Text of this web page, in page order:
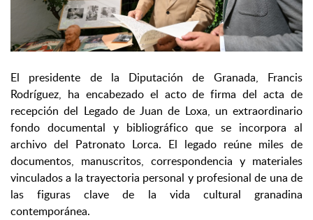
El presidente de la Diputación de Granada, Francis
Rodríguez, ha encabezado el acto de firma del acta de
recepción del Legado de Juan de Loxa, un extraordinario
fondo documental y bibliográfico que se incorpora al
archivo del Patronato Lorca. El legado reúne miles de
documentos, manuscritos, correspondencia y materiales
vinculados a la trayectoria personal y profesional de una de
las figuras clave de la vida cultural granadina
contemporánea.